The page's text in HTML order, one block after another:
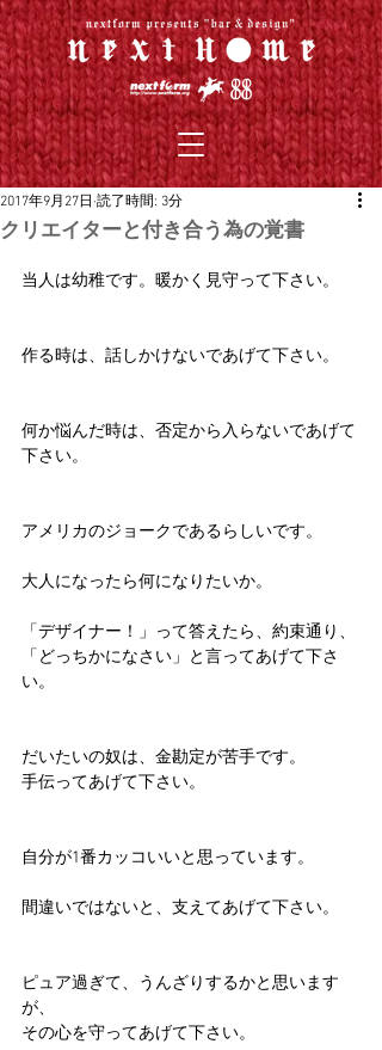
クリエイターと付き合う為の覚書
2017年9月27日 読了時間: 3分
当人は幼稚です。暖かく見守って下さい。
作る時は、話しかけないであげて下さい。
何か悩んだ時は、否定から入らないであげて
下さい。
アメリカのジョークであるらしいです。
大人になったら何になりたいか。
「デザイナー！」って答えたら、約束通り、
「どっちかになさい」と言ってあげて下さ
い。
だいたいの奴は、金勘定が苦手です。
手伝ってあげて下さい。
自分が1番カッコいいと思っています。
間違いではないと、支えてあげて下さい。
ピュア過ぎて、うんざりするかと思います
が、
その心を守ってあげて下さい。